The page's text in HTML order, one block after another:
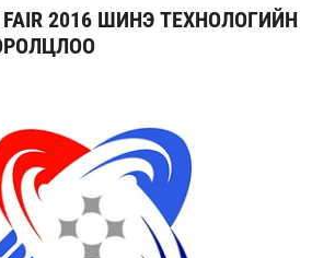
FAIR 2016 ШИНЭ ТЕХНОЛОГИЙН